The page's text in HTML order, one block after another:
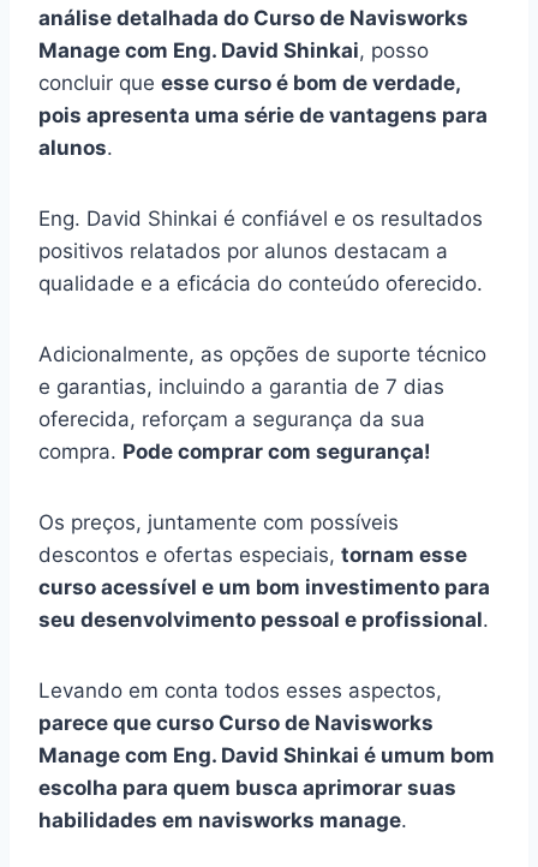
análise detalhada do Curso de Navisworks
Manage com Eng. David Shinkai, posso
concluir que esse curso é bom de verdade,
pois apresenta uma série de vantagens para
alunos.
Eng. David Shinkai é confiável e os resultados
positivos relatados por alunos destacam a
qualidade e a eficácia do conteúdo oferecido.
Adicionalmente, as opções de suporte técnico
e garantias, incluindo a garantia de 7 dias
oferecida, reforçam a segurança da sua
compra. Pode comprar com segurança!
Os preços, juntamente com possíveis
descontos e ofertas especiais, tornam esse
curso acessível e um bom investimento para
seu desenvolvimento pessoal e profissional.
Levando em conta todos esses aspectos,
parece que curso Curso de Navisworks
Manage com Eng. David Shinkai é umum bom
escolha para quem busca aprimorar suas
habilidades em navisworks manage.